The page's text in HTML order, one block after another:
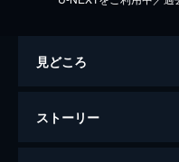
見どころ
ストーリー